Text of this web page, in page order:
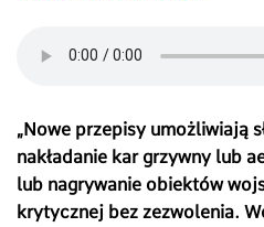
„Nowe przepisy umożliwiają
nakładanie kar grzywny lub
lub nagrywanie obiektów
krytycznej bez zezwolenia.